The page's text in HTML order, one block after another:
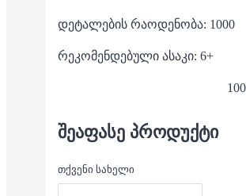
დეტალების რაოდენობა: 1000
რეკომენდებული ასაკი: 6+
ᲨᲔᲐᲤᲐᲡᲔ ᲞᲠᲝᲓᲣᲥᲢᲘ
თქვენი სახელი